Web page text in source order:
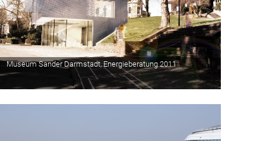
Museum Sander Darmstadt, Energieberatung 2011